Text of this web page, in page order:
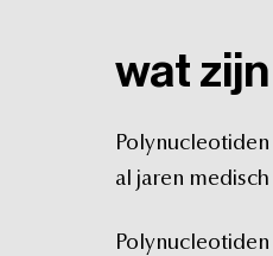
wat zijn
Polynucleotiden
al jaren medisch
Polynucleotiden